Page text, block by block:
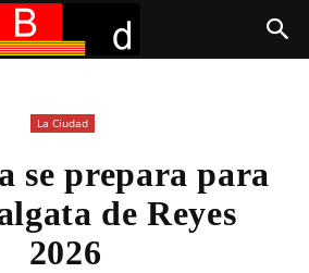
La Ciudad
se prepara para
de Reyes
2026